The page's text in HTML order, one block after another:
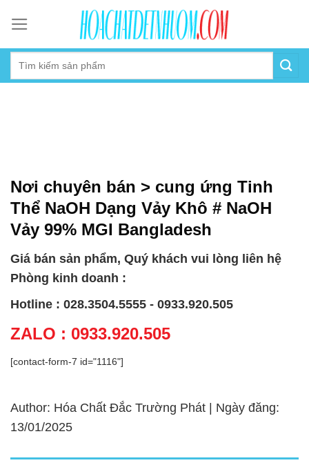
content
Nơi chuyên bán > cung ứng Tinh
Thể NaOH Dạng Vảy Khô # NaOH
Vảy 99% MGI Bangladesh
Giá bán sản phẩm, Quý khách vui lòng liên hệ
Phòng kinh doanh :
Hotline : 028.3504.5555 - 0933.920.505
ZALO : 0933.920.505
[contact-form-7 id="1116"]
Author: Hóa Chất Đắc Trường Phát | Ngày đăng:
13/01/2025